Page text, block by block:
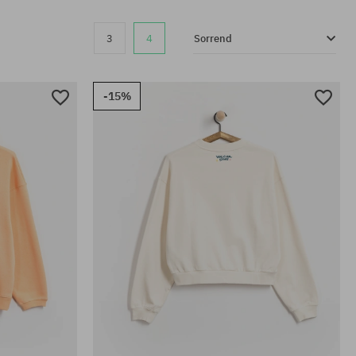
3 4 Sorrend
-15%